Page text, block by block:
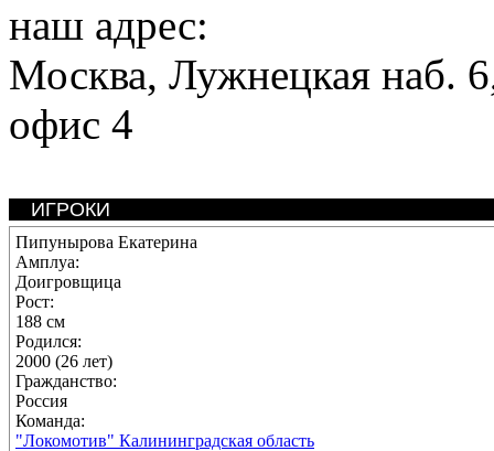
наш адрес:
Москва, Лужнецкая наб.
офис 4
ИГРОКИ
Пипунырова Екатерина
Амплуа:
Доигровщица
Рост:
188 см
Родился:
2000 (26 лет)
Гражданство:
Россия
Команда:
"Локомотив" Калининградская область